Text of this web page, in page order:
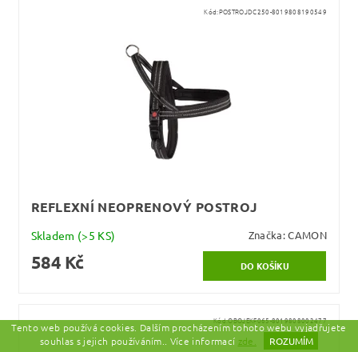
Kód:POSTROJDC250-8019808190549
REFLEXNÍ NEOPRENOVÝ POSTROJ
Skladem (>5 KS) Značka:CAMON
584 Kč
Kód:OBOJEKF065-8019808002477
Tento web používá cookies. Dalším procházením tohoto webu vyjadřujete
souhlas s jejich používáním.. Více informací zde. ROZUMÍM